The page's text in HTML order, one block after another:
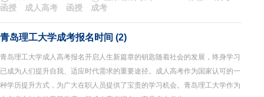
函授
成人高考 函授 成考
青岛理工大学成考报名时间 (2)
青岛理工大学成人高考报名开启人生新篇章的钥匙随着社会的发展，终身学习
已成为人们提升自我、适应时代需求的重要途径。成人高考作为国家认可的一
种学历提升方式，为广大在职人员提供了宝贵的学习机会。青岛理工大学作为